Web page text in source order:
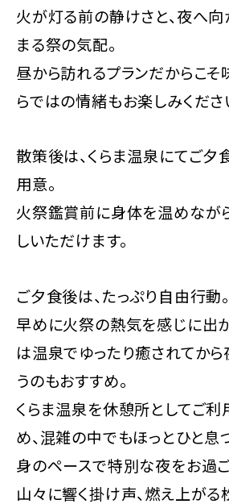
火が灯る前の静けさと、夜へ
まる祭の気配。
昼から訪れるプランだからこそ
らではの情緒もお楽しみくださ
散策後は、くらま温泉にてご
用意。
火祭鑑賞前に身体を温めなが
しいただけます。
ご夕食後は、たっぷり自由行動。
早めに火祭の熱気を感じに出
は温泉でゆったり癒されてか
うのもおすすめ。
くらま温泉を休憩所としてご
め、混雑の中でもほっとひと息
身のペースで特別な夜をお過
山々に響く掛け声、燃え上がる